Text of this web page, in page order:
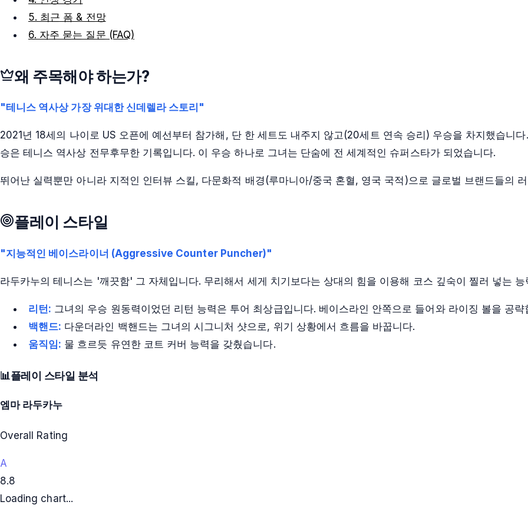
5. 최근 폼 & 전망
6. 자주 묻는 질문 (FAQ)
왜 주목해야 하는가?
"테니스 역사상 가장 위대한 신데렐라 스토리"
2021년 18세의 나이로 US 오픈에 예선부터 참가해, 단 한 세트도 내주지 않고(20세트 연속 승리) 우승을 차지했습니
승은 테니스 역사상 전무후무한 기록입니다. 이 우승 하나로 그녀는 단숨에 전 세계적인 슈퍼스타가 되었습니다.
뛰어난 실력뿐만 아니라 지적인 인터뷰 스킬, 다문화적 배경(루마니아/중국 혼혈, 영국 국적)으로 글로벌 브랜드들의
플레이 스타일
"지능적인 베이스라이너 (Aggressive Counter Puncher)"
라두카누의 테니스는 '깨끗함' 그 자체입니다. 무리해서 세게 치기보다는 상대의 힘을 이용해 코스 깊숙이 찔러 넣는 능
리턴: 그녀의 우승 원동력이었던 리턴 능력은 투어 최상급입니다. 베이스라인 안쪽으로 들어와 라이징 볼을 공략
백핸드: 다운더라인 백핸드는 그녀의 시그니처 샷으로, 위기 상황에서 흐름을 바꿉니다.
움직임: 물 흐르듯 유연한 코트 커버 능력을 갖췄습니다.
📊플레이 스타일 분석
엠마 라두카누
Overall Rating
A
8.8
Loading chart...